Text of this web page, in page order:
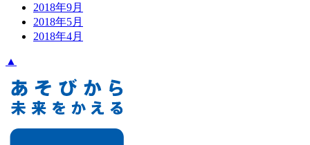
2018年9月
2018年5月
2018年4月
▲